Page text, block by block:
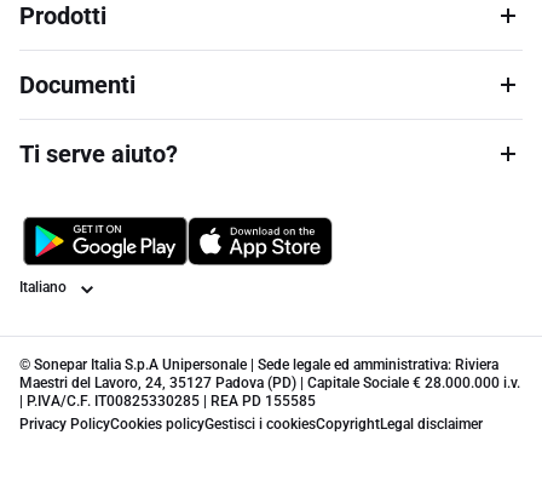
Prodotti
Documenti
Ti serve aiuto?
Lingua
© Sonepar Italia S.p.A Unipersonale | Sede legale ed amministrativa: Riviera
Maestri del Lavoro, 24, 35127 Padova (PD) | Capitale Sociale € 28.000.000 i.v.
| P.IVA/C.F. IT00825330285 | REA PD 155585
Privacy PolicyCookies policyGestisci i cookiesCopyrightLegal disclaimer